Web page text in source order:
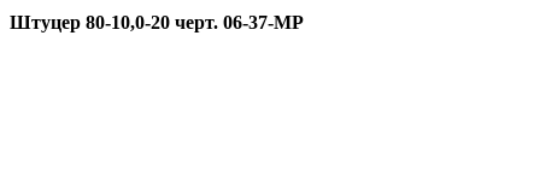
Штуцер 80-10,0-20 черт. 06-37-МР